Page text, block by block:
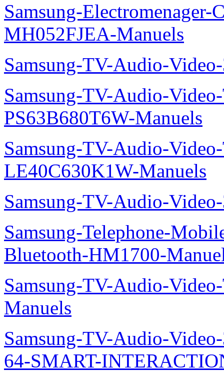
Samsung-Electromenager-
MH052FJEA-Manuels
Samsung-TV-Audio-
Samsung-TV-Audio-
PS63B680T6W-Manuels
Samsung-TV-Audio-
LE40C630K1W-Manuels
Samsung-TV-Audio-
Samsung-Telephone-
Bluetooth-HM1700-
Samsung-TV-Audio-
Manuels
Samsung-TV-Audio-
64-SMART-